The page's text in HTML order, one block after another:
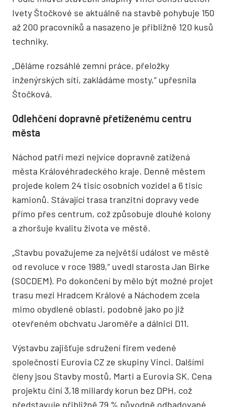
Ivety Štočkové se aktuálně na stavbě pohybuje 150
až 200 pracovníků a nasazeno je přibližně 120 kusů
techniky.
„Děláme rozsáhlé zemní práce, přeložky
inženýrských sítí, zakládáme mosty,“ upřesnila
Štočková.
Odlehčení dopravně přetíženému centru
města
Náchod patří mezi nejvíce dopravně zatížená
města Královéhradeckého kraje. Denně městem
projede kolem 24 tisíc osobních vozidel a 6 tisíc
kamionů. Stávající trasa tranzitní dopravy vede
přímo přes centrum, což způsobuje dlouhé kolony
a zhoršuje kvalitu života ve městě.
„Stavbu považujeme za největší událost ve městě
od revoluce v roce 1989,“ uvedl starosta Jan Birke
(SOCDEM). Po dokončení by mělo být možné projet
trasu mezi Hradcem Králové a Náchodem zcela
mimo obydlené oblasti, podobně jako po již
otevřeném obchvatu Jaroměře a dálnici D11.
Výstavbu zajišťuje sdružení firem vedené
společností Eurovia CZ ze skupiny Vinci. Dalšími
členy jsou Stavby mostů, Marti a Eurovia SK. Cena
projektu činí 3,18 miliardy korun bez DPH, což
představuje přibližně 79 % původně odhadované